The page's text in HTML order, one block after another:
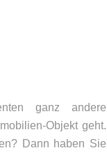
ganz andere
Objekt geht.
Dann haben Sie